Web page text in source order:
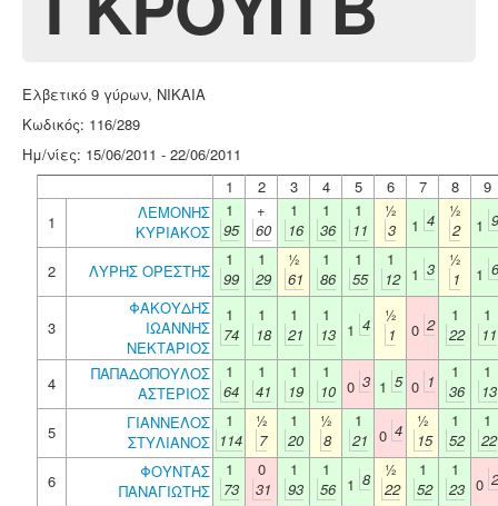
Ελβετικό 9 γύρων, ΝΙΚΑΙΑ
Κωδικός: 116/289
Ημ/νίες: 15/06/2011 - 22/06/2011
1
2 3 4 5 6 7 8
9
1
ΛΕΜΟΝΗΣ
ΚΥΡΙΑΚΟΣ
1
95
+
60
1
16
1
36
1
11
½
3
1 4
½
2
1 9
2 ΛΥΡΗΣ ΟΡΕΣΤΗΣ
1
99
1
29
½
61
1
86
1
55
1
12
1 3
½
1
1 6
3
ΦΑΚΟΥΔΗΣ
ΙΩΑΝΝΗΣ
ΝΕΚΤΑΡΙΟΣ
1
74
1
18
1
21
1
13
1 4
½
1
0 2
1
22
1
11
4
ΠΑΠΑΔΟΠΟΥΛΟΣ
ΑΣΤΕΡΙΟΣ
1
64
1
41
1
19
1
10 0 3 1 5 0 1
1
36
1
13
5
ΓΙΑΝΝΕΛΟΣ
ΣΤΥΛΙΑΝΟΣ
1
114
½
7
1
20
½
8
1
21 0 4
½
15
1
52
1
22
6
ΦΟΥΝΤΑΣ
ΠΑΝΑΓΙΩΤΗΣ
1
73
0
31
1
93
1
56
1 8
½
22
1
52
1
23 0 2